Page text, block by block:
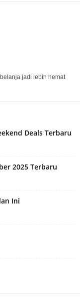
jadi lebih hemat
Deals Terbaru
2025 Terbaru
Ini